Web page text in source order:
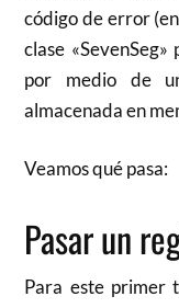
código de error
clase
por medio de
almacenada en
Veamos qué pasa:
Pasar un
Para este primer